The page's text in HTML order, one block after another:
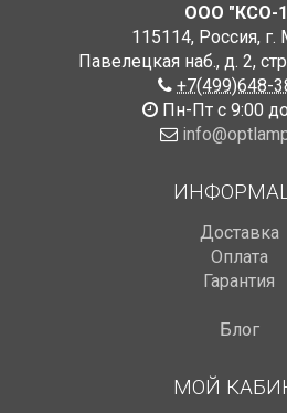
ООО "КСО-
115114, Россия, г.
Павелецкая наб., д. 2,
+7(499)648-
Пн-Пт с 9:00
Доставка
Оплата
Гарантия
Блог
МОЙ